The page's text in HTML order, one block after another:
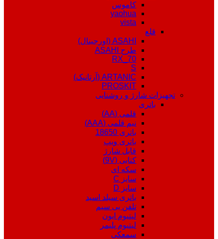
کاموس
yaohua
vista
قلع
ASAHI (اورجینال)
طرح ASAHI
RX_70
S
ARTANIC (آرتانیک)
PROSKIT
تجهیزات شارژ و روشنایی
باتری
قلمی (AA)
نیم قلمی (AAA)
باتری 18650
باتری ویپ
قابل شارژ
کتابی (9V)
سکه ای
سایز C
سایز D
باتری سیلد اسید
تلفن بی سیم
لیتیوم ایون
لیتیوم پلیمر
سمعکی